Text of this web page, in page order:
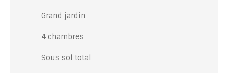
Grand jardin
4 chambres
Sous sol total